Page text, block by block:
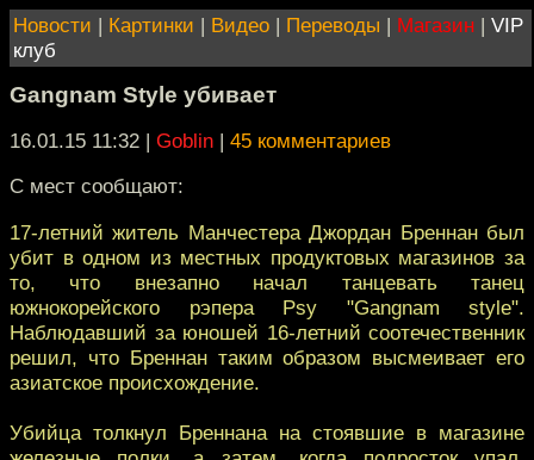
Новости | Картинки | Видео | Переводы | Магазин | VIP
клуб
Gangnam Style убивает
16.01.15 11:32 | Goblin | 45 комментариев
С мест сообщают:
17-летний житель Манчестера Джордан Бреннан был
убит в одном из местных продуктовых магазинов за
то, что внезапно начал танцевать танец
южнокорейского рэпера Psy "Gangnam style".
Наблюдавший за юношей 16-летний соотечественник
решил, что Бреннан таким образом высмеивает его
азиатское происхождение.
Убийца толкнул Бреннана на стоявшие в магазине